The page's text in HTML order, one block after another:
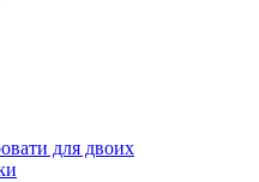
для двоих